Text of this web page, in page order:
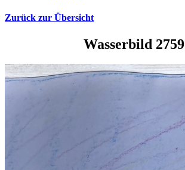
Zurück zur Übersicht
Wasserbild 2759